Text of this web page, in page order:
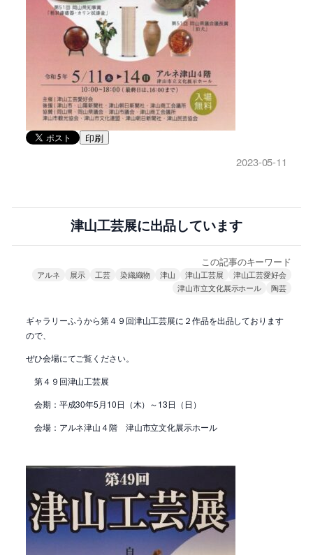
印刷
2023-05-11
津山工芸展に出品しています
この記事のキーワード
アルネ 展示 工芸 染織織物 津山 津山工芸展
津山工芸愛好会
津山市立文化展示ホール
陶芸
ギャラリーふうから第４９回津山工芸展に２作品を出品しております
ので、
ぜひ会場にてご覧ください。
第４９回津山工芸展
会期：平成30年5月10日（木）～13日（日）
会場：アルネ津山４階 津山市立文化展示ホール